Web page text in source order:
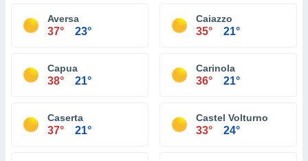
Aversa
37° 23°
Caiazzo
35° 21°
Capua
38° 21°
Carinola
36° 21°
Caserta
37° 21°
Castel Volturno
33° 24°